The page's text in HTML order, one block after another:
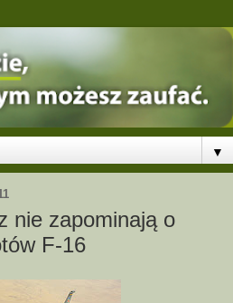
▼
nie zapominają o
F-16